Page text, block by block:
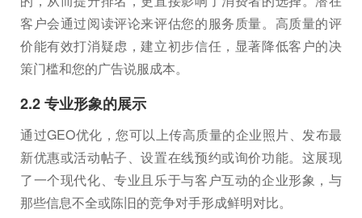
客户会通过阅读评论来评估您的服务质量。高质量的评
价能有效打消疑虑，建立初步信任，显著降低客户的决
策门槛和您的广告说服成本。
2.2 专业形象的展示
通过GEO优化，您可以上传高质量的企业照片、发布最
新优惠或活动帖子、设置在线预约或询价功能。这展现
了一个现代化、专业且乐于与客户互动的企业形象，与
那些信息不全或陈旧的竞争对手形成鲜明对比。